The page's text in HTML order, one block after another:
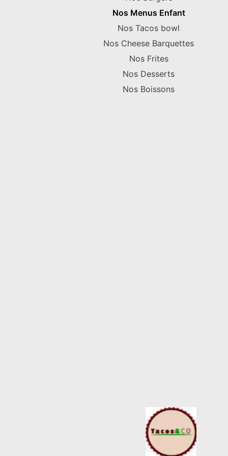
Nos Menus Enfant
Nos Tacos bowl
Nos Cheese Barquettes
Nos Frites
Nos Desserts
Nos Boissons